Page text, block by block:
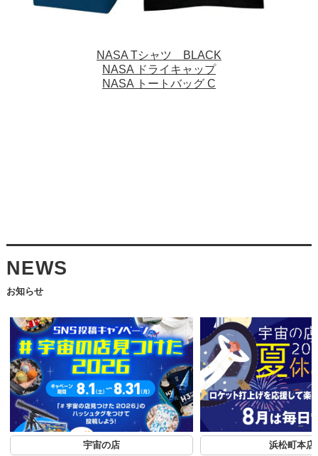
NASA Tシャツ BLACK
NASA ドライキャップ
NASA トートバッグ C
NEWS
お知らせ
宇宙の店 浜松町本店